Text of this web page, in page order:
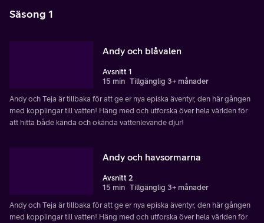
Säsong 1
Andy och blåvalen
Avsnitt 1
15 min Tillgänglig 3+ månader
Andy och Teja är tillbaka för att ge er nya episka äventyr, den här gången
med kopplingar till vatten! Häng med och utforska över hela världen för
att hitta både kända och okända vattenlevande djur!
Andy och havsormarna
Avsnitt 2
15 min Tillgänglig 3+ månader
Andy och Teja är tillbaka för att ge er nya episka äventyr, den här gången
med kopplingar till vatten! Häng med och utforska över hela världen för